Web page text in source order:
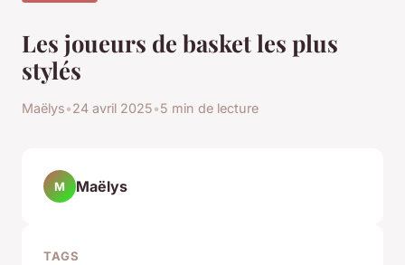
Les joueurs de basket les plus
stylés
Maëlys•24 avril 2025•5 min de lecture
M Maëlys
TAGS